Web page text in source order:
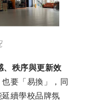
、秩序與更新效
要「易換」，同
續學校品牌氛